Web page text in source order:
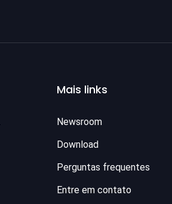
Mais links
Newsroom
Download
Perguntas frequentes
Entre em contato